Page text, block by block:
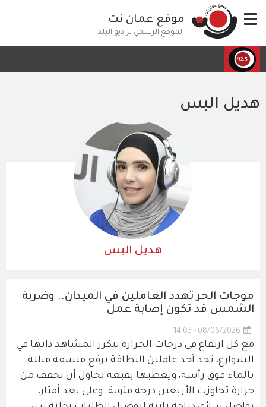
إلى
المحتوى
الرئيسي
Toggle
navigation
موقع عمان نت
الموقع الرسمي لراديو البلد
هديل البس
موجات الحر تهدد العاملين في الميدان.. وضربة
الشمس قد تكون إصابة عمل
08/06/2026 - 14:03
مع كل ارتفاع في درجات الحرارة تتكرر المشاهد ذاتها في
الشوارع، تجد أحد عاملين النظافة يرفع منشفة مبللة
بالماء فوق رأسه، ويغطيها بقبعة تحاول أن تخفف من
حرارة تجاوزت الأربعين درجة مئوية. وعلى بعد أمتار،
هديل البس